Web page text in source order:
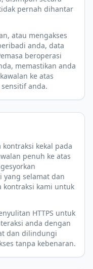
pernah dihantar
atau mengakses
anda, data
beroperasi
memastikan anda
ke atas
anda.
kekal pada
penuh ke atas
yang selamat dan
kontraksi kami untuk
HTTPS untuk
anda dengan
dan dilindungi
tanpa kebenaran.